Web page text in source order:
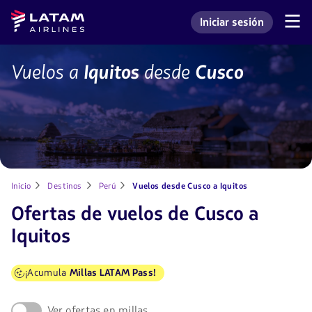
Saltar
menú.
Saltar al
contenido
principal.
Navegación
secciones
de
usuario.
Latam
Airlines
Ingresar a mi cuenta
Iniciar sesión
CUZ-
IQTVuelos a Iquitosdesde Cusco
Inicio Destinos Perú Vuelos desde Cusco a Iquitos
Ofertas de vuelos de Cusco a
Iquitos
¡Acumula Millas LATAM Pass!